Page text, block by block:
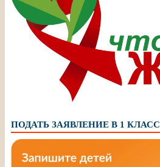
ПОДАТЬ ЗАЯВЛЕНИЕ В 1 КЛАСС